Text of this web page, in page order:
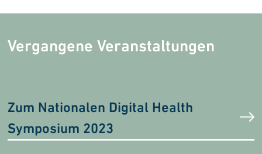
Vergangene Ver­an­stal­tun­gen
Zum Nationalen Digital Health
Symposium 2023